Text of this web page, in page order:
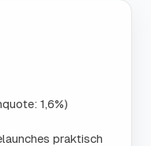
1,6%)
praktisch